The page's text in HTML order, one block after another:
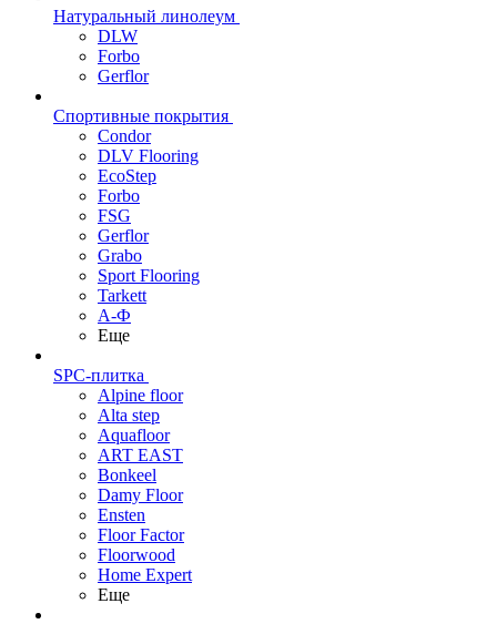
Натуральный линолеум
DLW
Forbo
Gerflor
Спортивные покрытия
Condor
DLV Flooring
EcoStep
Forbo
FSG
Gerflor
Grabo
Sport Flooring
Tarkett
А-Ф
Еще
SPC-плитка
Alpine floor
Alta step
Aquafloor
ART EAST
Bonkeel
Damy Floor
Ensten
Floor Factor
Floorwood
Home Expert
Еще